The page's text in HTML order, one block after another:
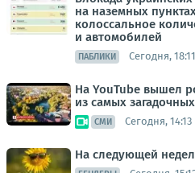
на наземных
колоссальное
и автомобилей
ПАБЛИКИ Сегодня, 18:11
На YouTube вышел
из самых
СМИ Сегодня, 14:13
На следующей